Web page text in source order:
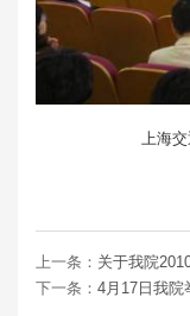
上海
上一条： 关于我院
下一条： 4月17日我院